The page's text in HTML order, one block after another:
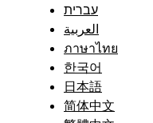
עברית
العربية
ภาษาไทย
한국어
日本語
简体中文